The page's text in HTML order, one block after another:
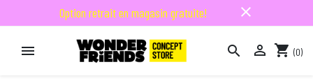
Option retrait en magasin gratuite! close
   shopping_cart (0)